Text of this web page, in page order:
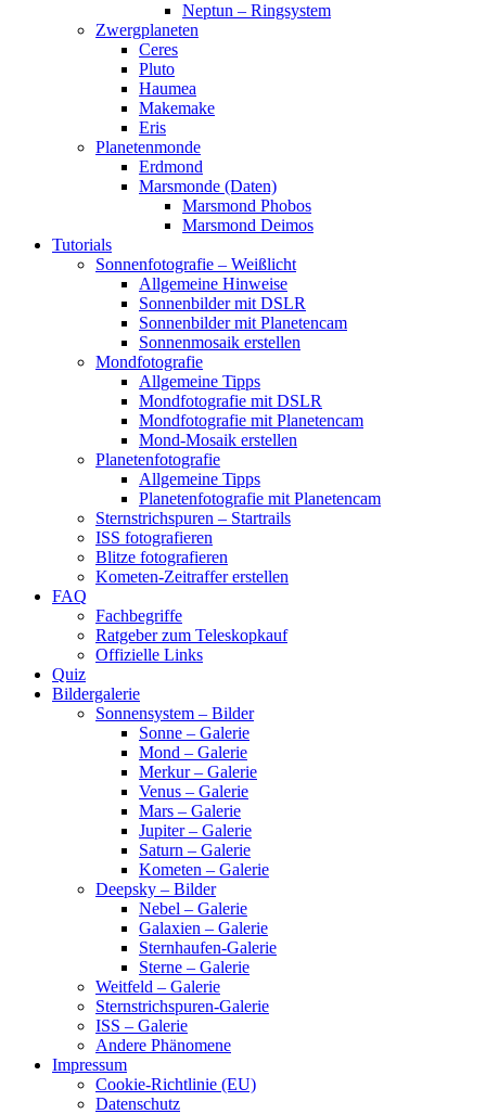
Neptun – Ringsystem
Zwergplaneten
Ceres
Pluto
Haumea
Makemake
Eris
Planetenmonde
Erdmond
Marsmonde (Daten)
Marsmond Phobos
Marsmond Deimos
Tutorials
Sonnenfotografie – Weißlicht
Allgemeine Hinweise
Sonnenbilder mit DSLR
Sonnenbilder mit Planetencam
Sonnenmosaik erstellen
Mondfotografie
Allgemeine Tipps
Mondfotografie mit DSLR
Mondfotografie mit Planetencam
Mond-Mosaik erstellen
Planetenfotografie
Allgemeine Tipps
Planetenfotografie mit Planetencam
Sternstrichspuren – Startrails
ISS fotografieren
Blitze fotografieren
Kometen-Zeitraffer erstellen
FAQ
Fachbegriffe
Ratgeber zum Teleskopkauf
Offizielle Links
Quiz
Bildergalerie
Sonnensystem – Bilder
Sonne – Galerie
Mond – Galerie
Merkur – Galerie
Venus – Galerie
Mars – Galerie
Jupiter – Galerie
Saturn – Galerie
Kometen – Galerie
Deepsky – Bilder
Nebel – Galerie
Galaxien – Galerie
Sternhaufen-Galerie
Sterne – Galerie
Weitfeld – Galerie
Sternstrichspuren-Galerie
ISS – Galerie
Andere Phänomene
Impressum
Cookie-Richtlinie (EU)
Datenschutz